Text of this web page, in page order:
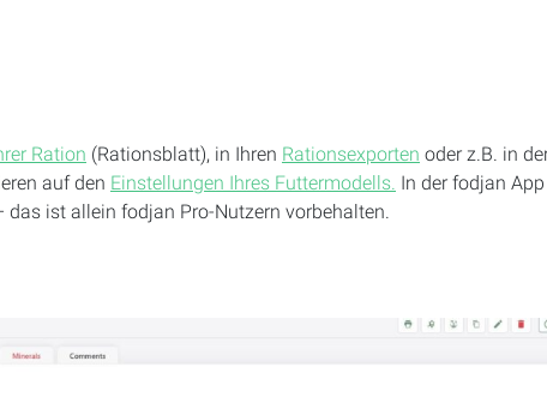
Ration (Rationsblatt), in Ihren Rationsexporten oder z.B. in
auf den Einstellungen Ihres Futtermodells. In der fodjan App
ist allein fodjan Pro-Nutzern vorbehalten.